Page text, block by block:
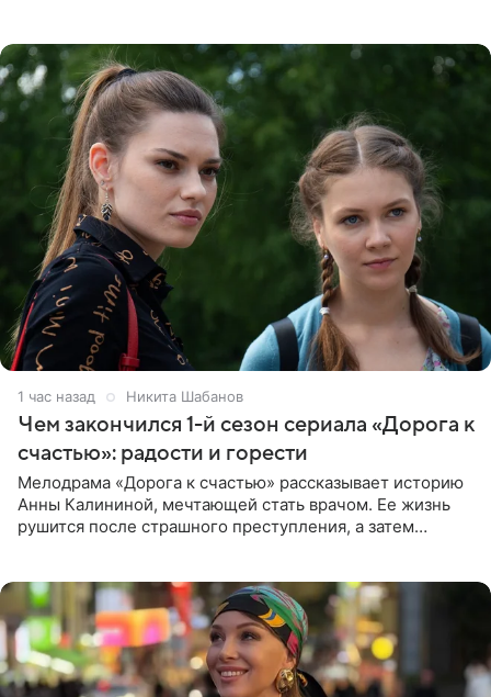
1 час назад Никита Шабанов
Чем закончился 1-й сезон сериала «Дорога к
счастью»: радости и горести
Мелодрама «Дорога к счастью» рассказывает историю
Анны Калининой, мечтающей стать врачом. Ее жизнь
рушится после страшного преступления, а затем